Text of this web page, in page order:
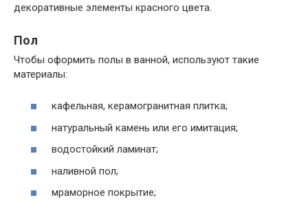
декоративные элементы красного цвета.
Пол
Чтобы оформить полы в ванной, используют такие
материалы:
кафельная, керамогранитная плитка;
натуральный камень или его имитация;
водостойкий ламинат;
наливной пол;
мраморное покрытие;